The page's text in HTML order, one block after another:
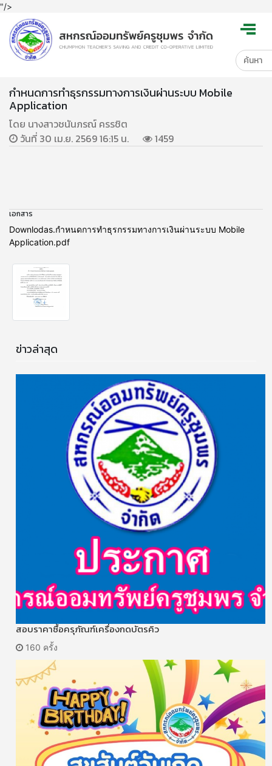
"/>
กำหนดการทำธุรกรรมทางการเงินผ่านระบบ Mobile
Application
โดย นางสาวชนันภรณ์ ครรชิต
วันที่ 30 เม.ย. 2569 16:15 น.
1459
เอกสาร
Downlodas.กำหนดการทำธุรกรรมทางการเงินผ่านระบบ Mobile
Application.pdf
ข่าวล่าสุด
สอบราคาซื้อครุภัณฑ์เครื่องกดบัตรคิว
160 ครั้ง